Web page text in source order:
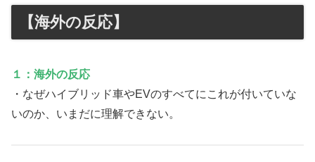
【海外の反応】
１：海外の反応
・なぜハイブリッド車やEVのすべてにこれが付いていな
いのか、いまだに理解できない。